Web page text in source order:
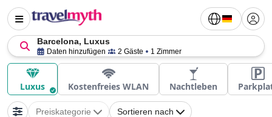
Barcelona, Luxus
Daten hinzufügen 2 Gäste 1 Zimmer
Luxus Kostenfreies WLAN Nachtleben
Preiskategorie Sortieren nach